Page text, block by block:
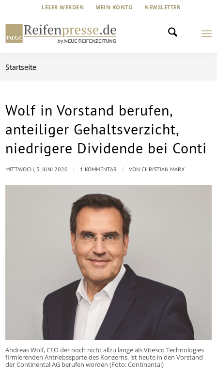
LESER WERDEN MEIN KONTO NEWSLETTER
Startseite
Wolf in Vorstand berufen,
anteiliger Gehaltsverzicht,
niedrigere Dividende bei Conti
Andreas Wolf, CEO der noch nicht allzu lange als Vitesco Technologies
firmierenden Antriebssparte des Konzerns, ist heute in den Vorstand
der Continental AG berufen worden (Foto: Continental)
MITTWOCH, 3. JUNI 2020 / 1 KOMMENTAR / VONCHRISTIAN MARX
sagt: